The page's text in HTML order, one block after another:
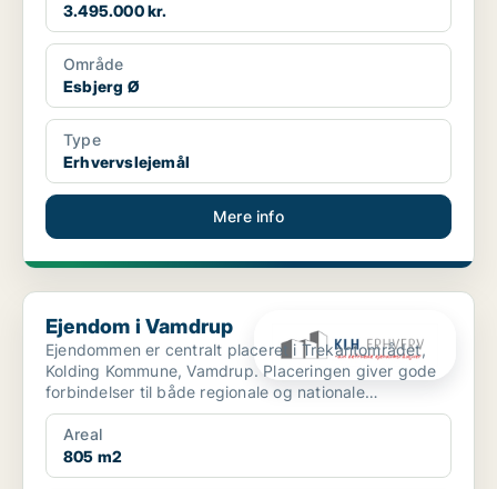
3.495.000 kr.
Område
Esbjerg Ø
Type
Erhvervslejemål
Mere info
Ejendom i Vamdrup
Ejendom i Vamdrup
Ejendommen er centralt placeret i Trekantområdet,
Kolding Kommune, Vamdrup. Placeringen giver gode
forbindelser til både regionale og nationale
transportkorr...
Areal
805 m2